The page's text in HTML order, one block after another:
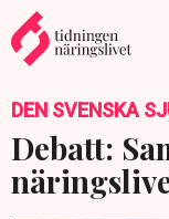
DEN SVENSKA
Debatt: